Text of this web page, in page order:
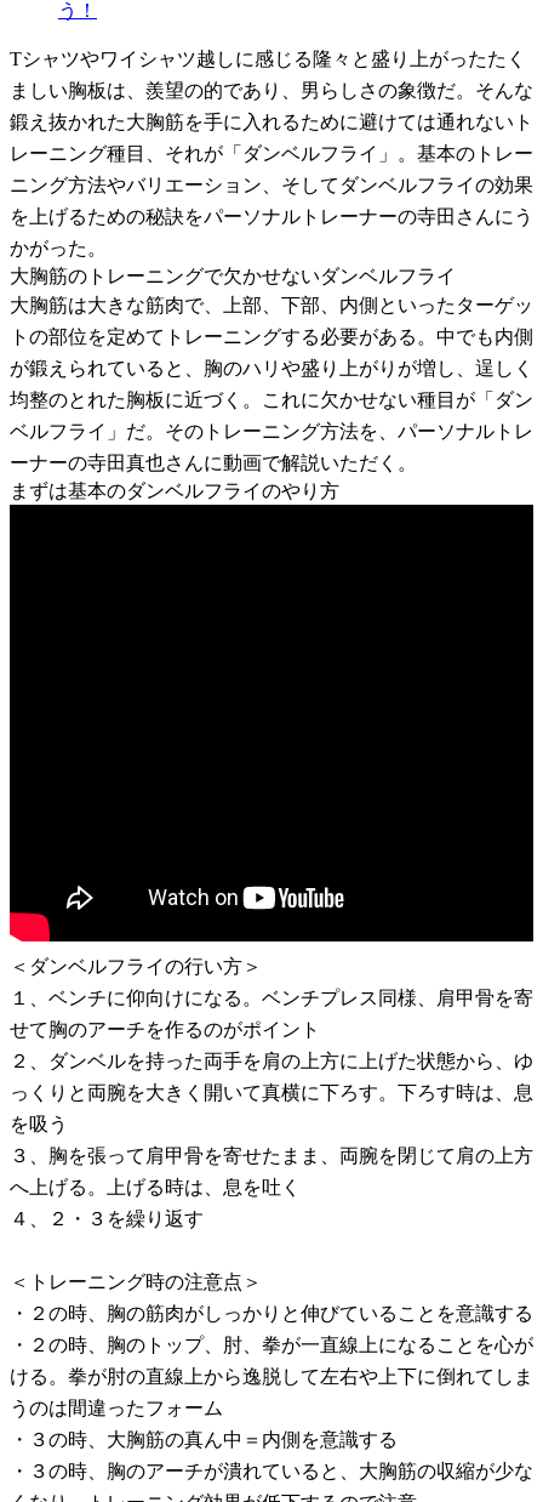
う！
Tシャツやワイシャツ越しに感じる隆々と盛り上がったたく
ましい胸板は、羨望の的であり、男らしさの象徴だ。そんな
鍛え抜かれた大胸筋を手に入れるために避けては通れないト
レーニング種目、それが「ダンベルフライ」。基本のトレー
ニング方法やバリエーション、そしてダンベルフライの効果
を上げるための秘訣をパーソナルトレーナーの寺田さんにう
かがった。
大胸筋のトレーニングで欠かせないダンベルフライ
大胸筋は大きな筋肉で、上部、下部、内側といったターゲッ
トの部位を定めてトレーニングする必要がある。中でも内側
が鍛えられていると、胸のハリや盛り上がりが増し、逞しく
均整のとれた胸板に近づく。これに欠かせない種目が「ダン
ベルフライ」だ。そのトレーニング方法を、パーソナルトレ
ーナーの寺田真也さんに動画で解説いただく。
まずは基本のダンベルフライのやり方
＜ダンベルフライの行い方＞
１、ベンチに仰向けになる。ベンチプレス同様、肩甲骨を寄
せて胸のアーチを作るのがポイント
２、ダンベルを持った両手を肩の上方に上げた状態から、ゆ
っくりと両腕を大きく開いて真横に下ろす。下ろす時は、息
を吸う
３、胸を張って肩甲骨を寄せたまま、両腕を閉じて肩の上方
へ上げる。上げる時は、息を吐く
４、２・３を繰り返す
＜トレーニング時の注意点＞
・２の時、胸の筋肉がしっかりと伸びていることを意識する
・２の時、胸のトップ、肘、拳が一直線上になることを心が
ける。拳が肘の直線上から逸脱して左右や上下に倒れてしま
うのは間違ったフォーム
・３の時、大胸筋の真ん中＝内側を意識する
・３の時、胸のアーチが潰れていると、大胸筋の収縮が少な